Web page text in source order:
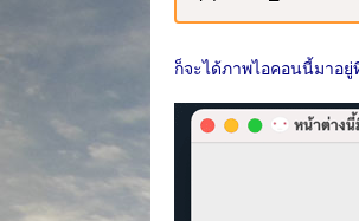
ก็จะได้ภาพไอคอนนี้มาอ